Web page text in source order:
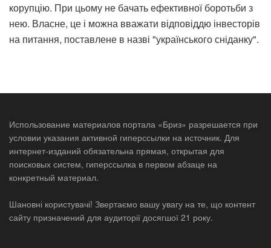
корупцію. При цьому не бачать ефективної боротьби з
нею. Власне, це і можна вважати відповіддю інвесторів
на питання, поставлене в назві "українського сніданку".
Использование материалов портала «Бриз» разрешается при
условии указания активной гиперссылки на источник. Для
интернет-изданий обязательна прямая, открытая для
поисковых систем, гиперссылка в первом абзаце на
конкретный материал.
Шановні користувачі! Звертаємо вашу увагу на те, що контент
сайту призначений для аудиторії досягшої 21 року.